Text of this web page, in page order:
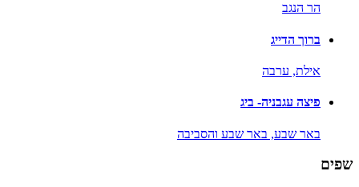
הר הנגב
ברוך הדייג
אילת, ערבה
פיצה עגבניה- ביג
באר שבע, באר שבע והסביבה
שפים